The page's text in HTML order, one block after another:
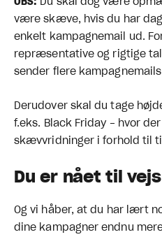
OBS: Du skal dog være
være skæve, hvis du har
enkelt kampagnemail ud.
repræsentative og rigtige
sender flere
Derudover skal du tage
f.eks. Black Friday - hvor
skævvridninger i forhold til
Du er nået til
Og vi håber, at du har lært
dine kampagner endnu